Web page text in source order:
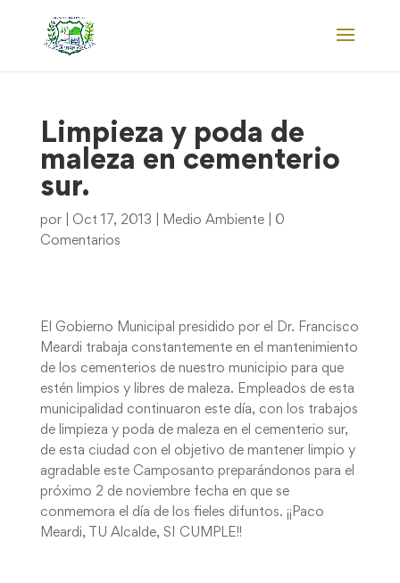
Limpieza y poda de
maleza en cementerio
sur.
por Oct 17, 2013 Medio Ambiente| 0
Comentarios
El Gobierno Municipal presidido por el Dr. Francisco
Meardi trabaja constantemente en el mantenimiento
de los cementerios de nuestro municipio para que
estén limpios y libres de maleza. Empleados de esta
municipalidad continuaron este día, con los trabajos
de limpieza y poda de maleza en el cementerio sur,
de esta ciudad con el objetivo de mantener limpio y
agradable este Camposanto preparándonos para el
próximo 2 de noviembre fecha en que se
conmemora el día de los fieles difuntos. ¡¡Paco
Meardi, TU Alcalde, SI CUMPLE!!